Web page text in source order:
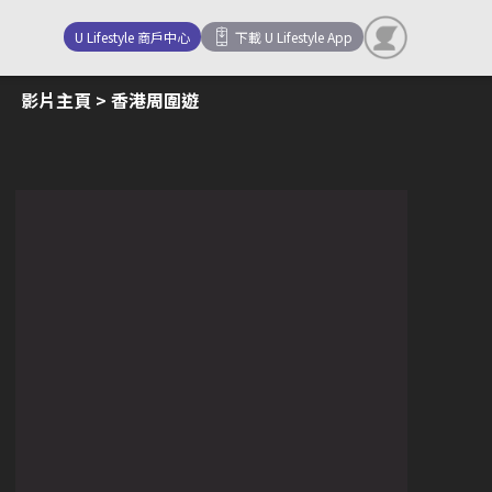
U Lifestyle 商戶中心 下載 U Lifestyle App
影片主頁 > 香港周圍遊